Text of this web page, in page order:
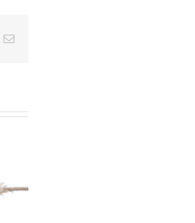
Correo